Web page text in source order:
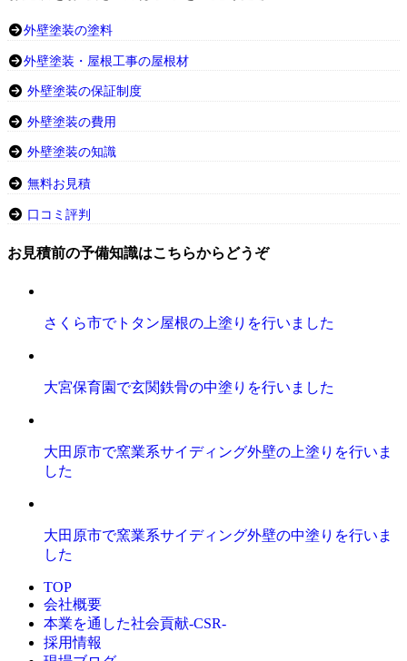
外壁塗装の塗料
外壁塗装・屋根工事の屋根材
外壁塗装の保証制度
外壁塗装の費用
外壁塗装の知識
無料お見積
口コミ評判
お見積前の予備知識はこちらからどうぞ
さくら市でトタン屋根の上塗りを行いました
大宮保育園で玄関鉄骨の中塗りを行いました
大田原市で窯業系サイディング外壁の上塗りを行いま
した
大田原市で窯業系サイディング外壁の中塗りを行いま
した
TOP
会社概要
本業を通した社会貢献-CSR-
採用情報